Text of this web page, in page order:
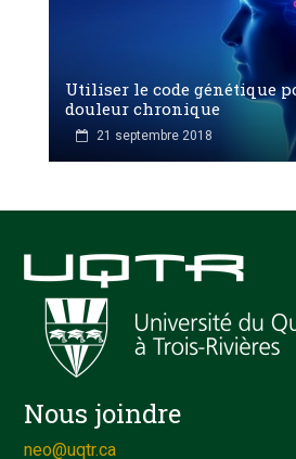
Utiliser le code génétique
douleur chronique
21 septembre 2018
Nous joindre
neo@uqtr.ca